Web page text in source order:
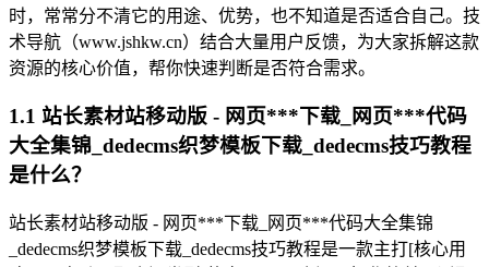
时，常常分不清它的用途、优势，也不知道是否适合自己。技
术导航（www.jshkw.cn）结合大量用户反馈，为大家拆解这款
资源的核心价值，帮你快速判断是否符合需求。
1.1 站长素材站移动版 - 网页***下载_网页***代码
大全集锦_dedecms织梦模板下载_dedecms技巧教程
是什么？
站长素材站移动版 - 网页***下载_网页***代码大全集锦
_dedecms织梦模板下载_dedecms技巧教程是一款主打[核心用